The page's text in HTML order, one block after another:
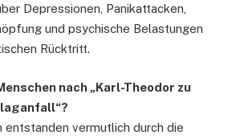
Depressionen, Panikattacken,
und psychische Belastungen
Rücktritt.
nach „Karl-Theodor zu
entstanden vermutlich durch die